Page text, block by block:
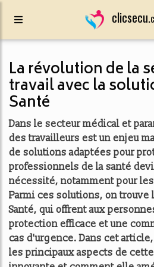
clicsecu.
La révolution de la
travail avec la
Santé
Dans le secteur médical et
des travailleurs est un enjeu
de solutions adaptées pour
professionnels de la santé
nécessité, notamment pour
Parmi ces solutions, on trouve
Santé, qui offrent aux
protection efficace et une
cas d'urgence. Dans cet
les principaux aspects de